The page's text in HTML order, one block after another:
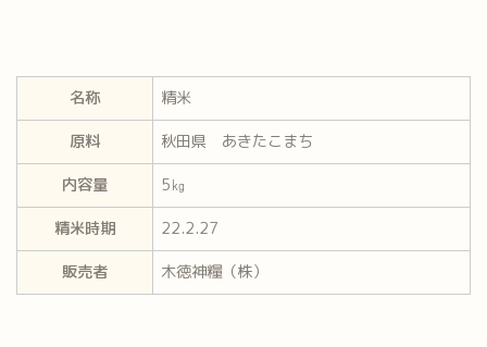
名称
精米
原料
秋田県 あきたこまち
内容量
5㎏
精米時期
22.2.27
販売者
木徳神糧（株）